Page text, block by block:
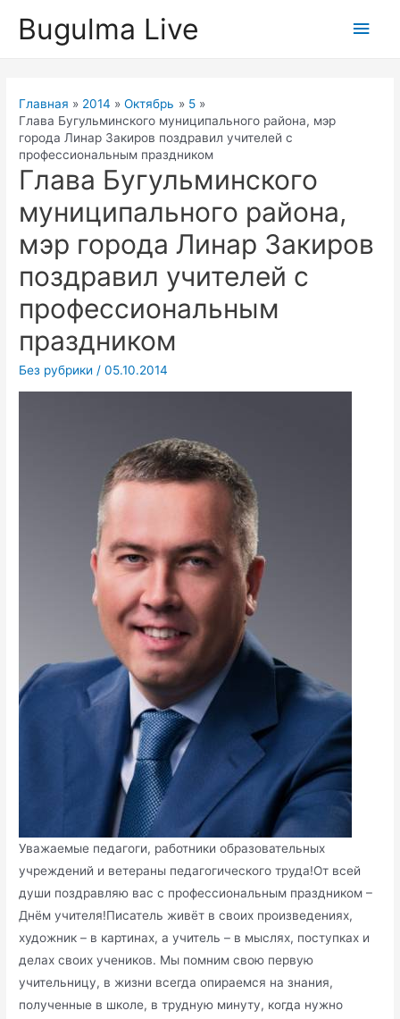
Bugulma Live
Главная 2014 Октябрь
5
Глава Бугульминского муниципального района, мэр
города Линар Закиров поздравил учителей с
профессиональным праздником
Глава Бугульминского
муниципального района,
мэр города Линар Закиров
поздравил учителей с
профессиональным
праздником
Без рубрики /05.10.2014
Уважаемые педагоги, работники образовательных
учреждений и ветераны педагогического труда!От всей
души поздравляю вас с профессиональным праздником –
Днём учителя!Писатель живёт в своих произведениях,
художник – в картинах, а учитель – в мыслях, поступках и
делах своих учеников. Мы помним свою первую
учительницу, в жизни всегда опираемся на знания,
полученные в школе, в трудную минуту, когда нужно